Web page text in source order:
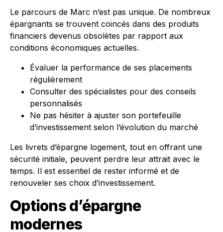
Le parcours de Marc n’est pas unique. De nombreux
épargnants se trouvent coincés dans des produits
financiers devenus obsolètes par rapport aux
conditions économiques actuelles.
Évaluer la performance de ses placements
régulièrement
Consulter des spécialistes pour des conseils
personnalisés
Ne pas hésiter à ajuster son portefeuille
d’investissement selon l’évolution du marché
Les livrets d’épargne logement, tout en offrant une
sécurité initiale, peuvent perdre leur attrait avec le
temps. Il est essentiel de rester informé et de
renouveler ses choix d’investissement.
Options d’épargne
modernes